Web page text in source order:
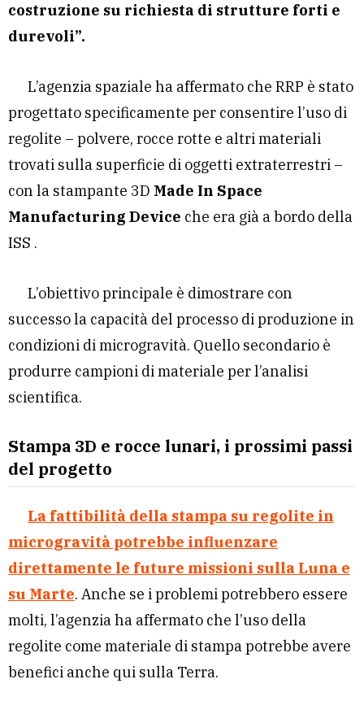
costruzione su richiesta di strutture forti e
durevoli”.
L’agenzia spaziale ha affermato che RRP è stato
progettato specificamente per consentire l’uso di
regolite – polvere, rocce rotte e altri materiali
trovati sulla superficie di oggetti extraterrestri –
con la stampante 3D Made In Space
Manufacturing Device che era già a bordo della
ISS .
L’obiettivo principale è dimostrare con
successo la capacità del processo di produzione in
condizioni di microgravità. Quello secondario è
produrre campioni di materiale per l’analisi
scientifica.
Stampa 3D e rocce lunari, i prossimi passi
del progetto
La fattibilità della stampa su regolite in
microgravità potrebbe influenzare
direttamente le future missioni sulla Luna e
su Marte. Anche se i problemi potrebbero essere
molti, l’agenzia ha affermato che l’uso della
regolite come materiale di stampa potrebbe avere
benefici anche qui sulla Terra.